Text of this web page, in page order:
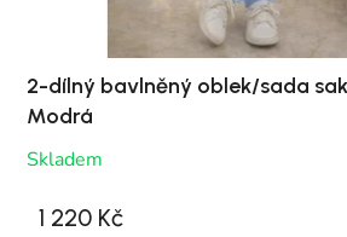
2-dílný bavlněný oblek/sada
Modrá
Skladem
1 220 Kč